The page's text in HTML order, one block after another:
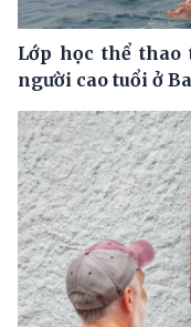
Lớp học thể thao
người cao tuổi ở